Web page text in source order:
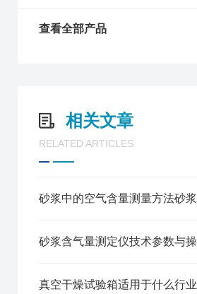
查看全部产品
相关文章
RELATED ARTICLES
真空干燥试验箱适用于什么行业